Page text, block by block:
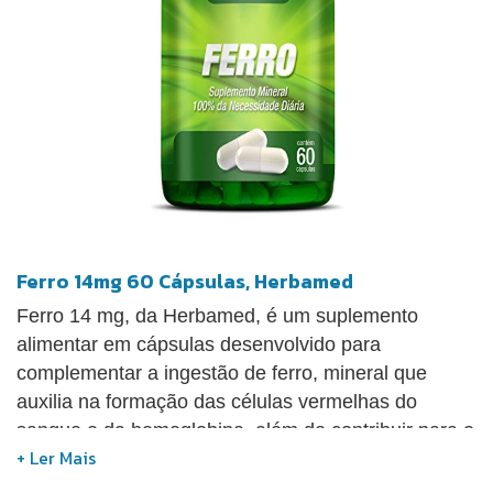
Ferro 14mg 60 Cápsulas, Herbamed
Ferro 14 mg, da Herbamed, é um suplemento
alimentar em cápsulas desenvolvido para
complementar a ingestão de ferro, mineral que
auxilia na formação das células vermelhas do
sangue e da hemoglobina, além de contribuir para o
metabolismo energético. A recomendação de uso é